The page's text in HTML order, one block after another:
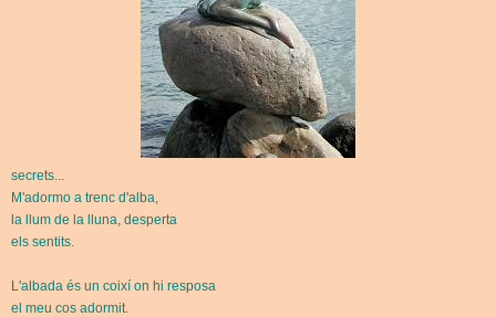
secrets...
M'adormo a trenc d'alba,
la llum de la lluna, desperta
els sentits.
L'albada és un coixí on hi resposa
el meu cos adormit.